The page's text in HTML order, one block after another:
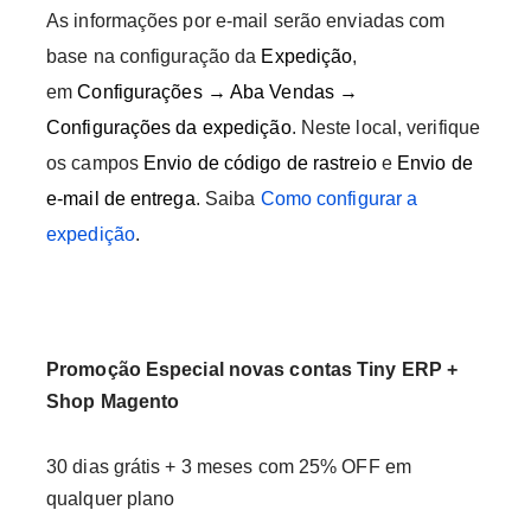
As informações por e-mail serão enviadas com
base na configuração da Expedição,
emConfigurações → Aba Vendas →
Configurações da expedição. Neste local, verifique
os campos Envio de código de rastreioe Envio de
e-mail de entrega. Saiba Como configurar a
expedição.
Promoção Especial novas contas Tiny ERP +
Shop Magento
30 dias grátis + 3 meses com 25% OFF em
qualquer plano